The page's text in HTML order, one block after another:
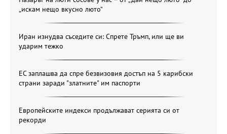
„искам нещо вкусно люто“
Иран изнудва съседите си: Спрете Тръмп, или ще ви
ударим тежко
ЕС заплашва да спре безвизовия достъп на 5 карибски
страни заради "златните" им паспорти
Европейските индекси продължават серията си от
рекорди